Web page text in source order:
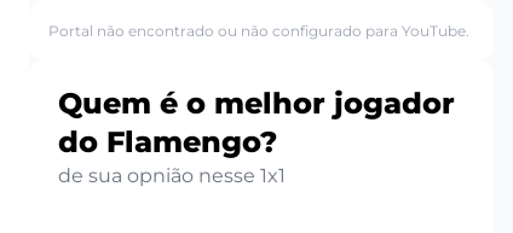
Portal não encontrado ou não configurado para YouTube.
Quem é o melhor jogador
do Flamengo?
de sua opnião nesse 1x1